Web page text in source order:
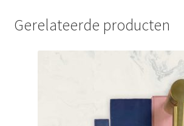
Gerelateerde producten